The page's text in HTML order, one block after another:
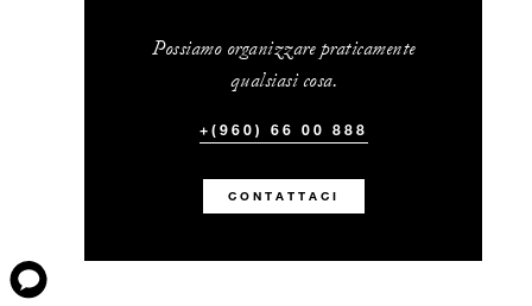
Possiamo organizzare praticamente
qualsiasi cosa.
+(960) 66 00 888
CONTATTACI